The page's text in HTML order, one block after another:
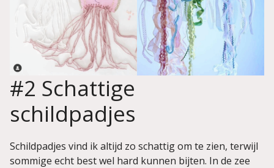
#2 Schattige
schildpadjes
Schildpadjes vind ik altijd zo schattig om te zien, terwijl
sommige echt best wel hard kunnen bijten. In de zee